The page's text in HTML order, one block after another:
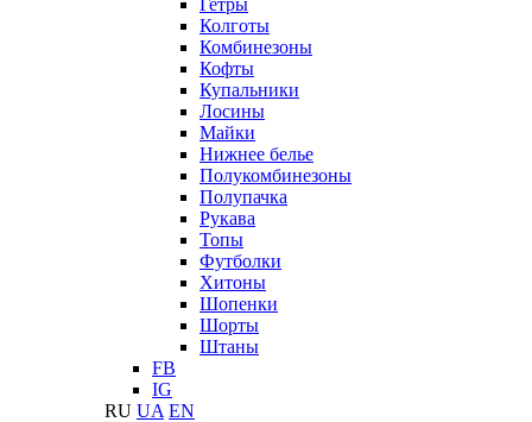
Гетры
Колготы
Комбинезоны
Кофты
Купальники
Лосины
Майки
Нижнее белье
Полукомбинезоны
Полупачка
Рукава
Топы
Футболки
Хитоны
Шопенки
Шорты
Штаны
FB
IG
RU UA EN